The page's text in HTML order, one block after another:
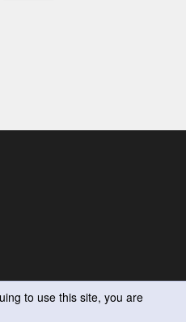
to use this site, you are